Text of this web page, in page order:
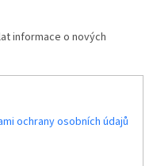
informace o nových
ochrany osobních údajů